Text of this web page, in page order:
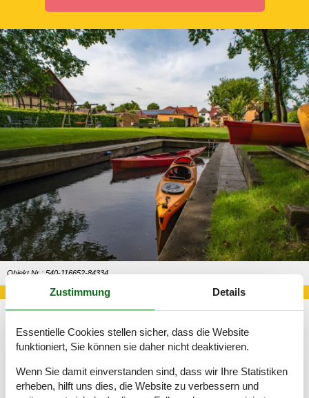
Objekt Nr.: 540-116652-84334
Sie beschließen selbstverständlich selbst, wie die Zeit in Ihrem
Ferienhaus genutzt werden soll.
Tipps und Erlebnisse
Zustimmung Details
Essentielle Cookies stellen sicher, dass die Website
funktioniert, Sie können sie daher nicht deaktivieren.
Wenn Sie damit einverstanden sind, dass wir Ihre Statistiken
erheben, hilft uns dies, die Website zu verbessern und